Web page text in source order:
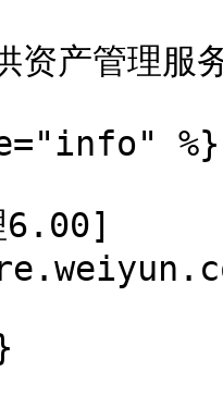
资产管理服
%}
6.00]